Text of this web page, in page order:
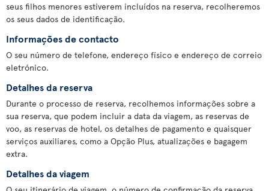
seus filhos menores estiverem incluídos na reserva, recolheremos
os seus dados de identificação.
Informações de contacto
O seu número de telefone, endereço físico e endereço de correio
eletrónico.
Detalhes da reserva
Durante o processo de reserva, recolhemos informações sobre a
sua reserva, que podem incluir a data da viagem, as reservas de
voo, as reservas de hotel, os detalhes de pagamento e quaisquer
serviços auxiliares, como a Opção Plus, atualizações e bagagem
extra.
Detalhes da viagem